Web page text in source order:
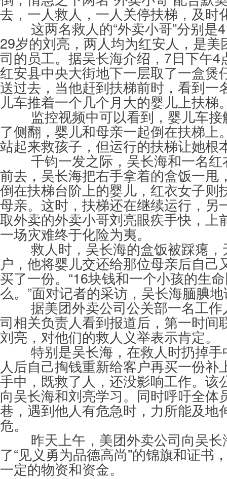
去，一人救人，一人关停扶梯，及时
这两名救人的“外卖小哥”分别是
29岁的刘亮，两人均为红安人，是美
司的员工。据吴长海介绍，7日下午4
红安县中央大街地下一层取了一盒煲
送过去，当他赶到扶梯前时，看到一
儿车推着一个几个月大的婴儿上扶梯
监控视频中可以看到，婴儿车接
了侧翻，婴儿和母亲一起倒在扶梯上
站起来救孩子，但运行的扶梯让她根
千钧一发之际，吴长海和一名红
前去，吴长海把右手拿着的盒饭一甩
倒在扶梯台阶上的婴儿，红衣女子则
母亲。这时，扶梯还在继续运行，另
取外卖的外卖小哥刘亮眼疾手快，上
一场灾难终于化险为夷。
救人时，吴长海的盒饭被踩瘪，
户，他将婴儿交还给那位母亲后自己
买了一份。“16块钱和一个小孩的生
么。”面对记者的采访，吴长海腼腆
据美团外卖公司公关部一名工作
司相关负责人看到报道后，第一时间
刘亮，对他们的救人义举表示肯定。
特别是吴长海，在救人时扔掉手
人后自己掏钱重新给客户再买一份补
手中，既救了人，还没影响工作。该
向吴长海和刘亮学习。同时呼吁全体
巷，遇到他人有危急时，力所能及地
危。
昨天上午，美团外卖公司向吴长
了“见义勇为品德高尚”的锦旗和证书
一定的物资和资金。